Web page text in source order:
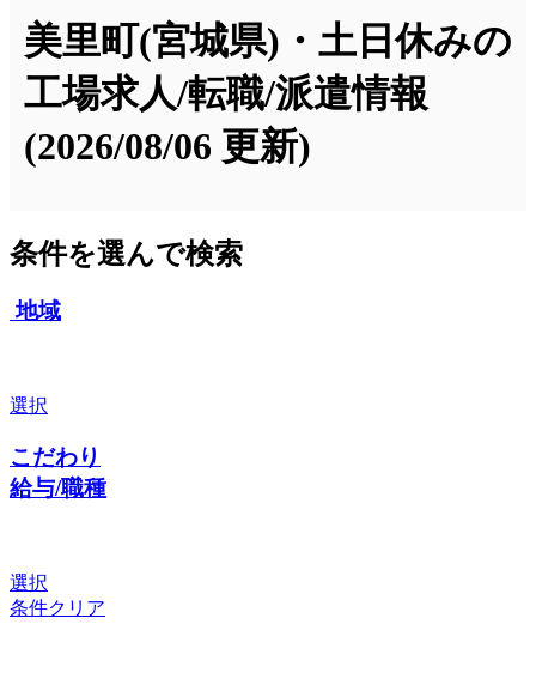
美里町(宮城県)・土日休みの
工場求人/転職/派遣情報
(2026/08/06 更新)
条件を選んで検索
地域
選択
こだわり
給与/職種
選択
条件クリア